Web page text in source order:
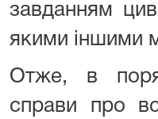
завданням
якими іншими
Отже, в
справи про